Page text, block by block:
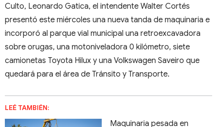
Culto, Leonardo Gatica, el intendente Walter Cortés
presentó este miércoles una nueva tanda de maquinaria e
incorporó al parque vial municipal una retroexcavadora
sobre orugas, una motoniveladora 0 kilómetro, siete
camionetas Toyota Hilux y una Volkswagen Saveiro que
quedará para el área de Tránsito y Transporte.
LEÉ TAMBIÉN:
Maquinaria pesada en